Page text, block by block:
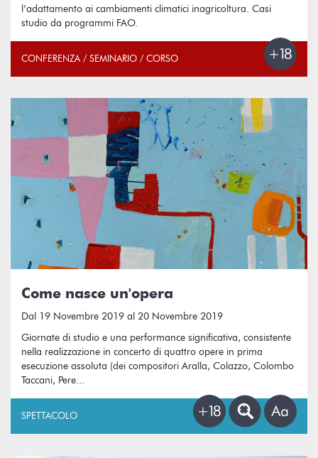
l’adattamento ai cambiamenti climatici inagricoltura. Casi
studio da programmi FAO.
CONFERENZA / SEMINARIO / CORSO
Come nasce un'opera
Dal 19 Novembre 2019 al 20 Novembre 2019
Giornate di studio e una performance significativa, consistente
nella realizzazione in concerto di quattro opere in prima
esecuzione assoluta (dei compositori Aralla, Colazzo, Colombo
Taccani, Pere...
SPETTACOLO